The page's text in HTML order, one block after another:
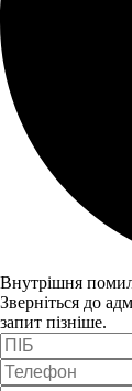
Внутрішня
Зверніться до
запит пізніше.